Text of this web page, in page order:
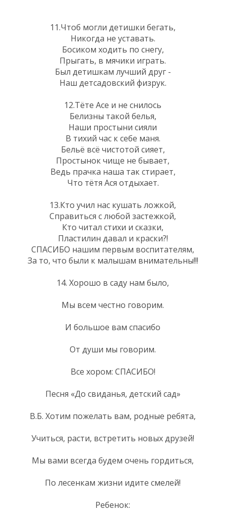
11.Чтоб могли детишки бегать,
Никогда не уставать.
Босиком ходить по снегу,
Прыгать, в мячики играть.
Был детишкам лучший друг -
Наш детсадовский физрук.
12.Тёте Асе и не снилось
Белизны такой белья,
Наши простыни сияли
В тихий час к себе маня.
Бельё всё чистотой сияет,
Простынок чище не бывает,
Ведь прачка наша так стирает,
Что тётя Ася отдыхает.
13.Кто учил нас кушать ложкой,
Справиться с любой застежкой,
Кто читал стихи и сказки,
Пластилин давал и краски?!
СПАСИБО нашим первым воспитателям,
За то, что были к малышам внимательны!!!
14. Хорошо в саду нам было,
Мы всем честно говорим.
И большое вам спасибо
От души мы говорим.
Все хором: СПАСИБО!
Песня «До свиданья, детский сад»
В.Б. Хотим пожелать вам, родные ребята,
Учиться, расти, встретить новых друзей!
Мы вами всегда будем очень гордиться,
По лесенкам жизни идите смелей!
Ребенок: